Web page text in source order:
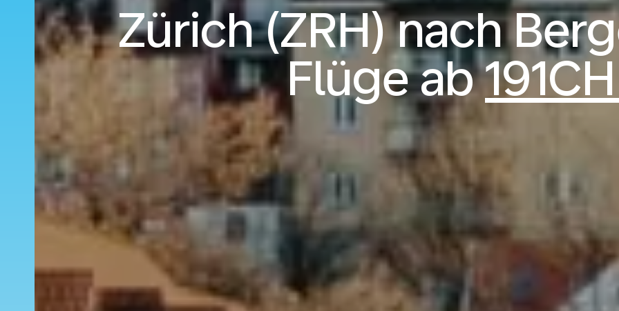
Zürich (ZRH) nach
Flüge ab